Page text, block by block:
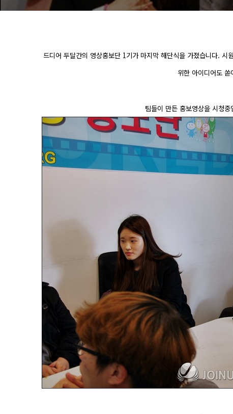
드디어 두달간의 영상홍보단 1기가 마지막 해단식을 가졌습니다.
위한 아이디어도
팀들이 만든 홍보영상을 시청중